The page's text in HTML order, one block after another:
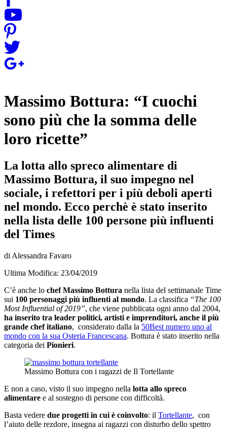
Massimo Bottura: “I cuochi
sono più che la somma delle
loro ricette”
La lotta allo spreco alimentare di
Massimo Bottura, il suo impegno nel
sociale, i refettori per i più deboli aperti
nel mondo. Ecco perchè è stato inserito
nella lista delle 100 persone più influenti
del Times
di Alessandra Favaro
Ultima Modifica: 23/04/2019
C’è anche lo chef Massimo Bottura nella lista del settimanale Time
sui 100 personaggi più influenti al mondo. La classifica “The 100
Most Influential of 2019”, che viene pubblicata ogni anno dal 2004,
ha inserito tra leader politici, artisti e imprenditori, anche il più
grande chef italiano, considerato dalla la 50Best numero uno al
mondo con la sua Osteria Francescana. Bottura è stato inserito nella
categoria dei Pionieri.
Massimo Bottura con i ragazzi de Il Tortellante
E non a caso, visto il suo impegno nella lotta allo spreco
alimentare e al sostegno di persone con difficoltà.
Basta vedere due progetti in cui è coinvolto: il Tortellante, con
l’aiuto delle rezdore, insegna ai ragazzi con disturbo dello spettro